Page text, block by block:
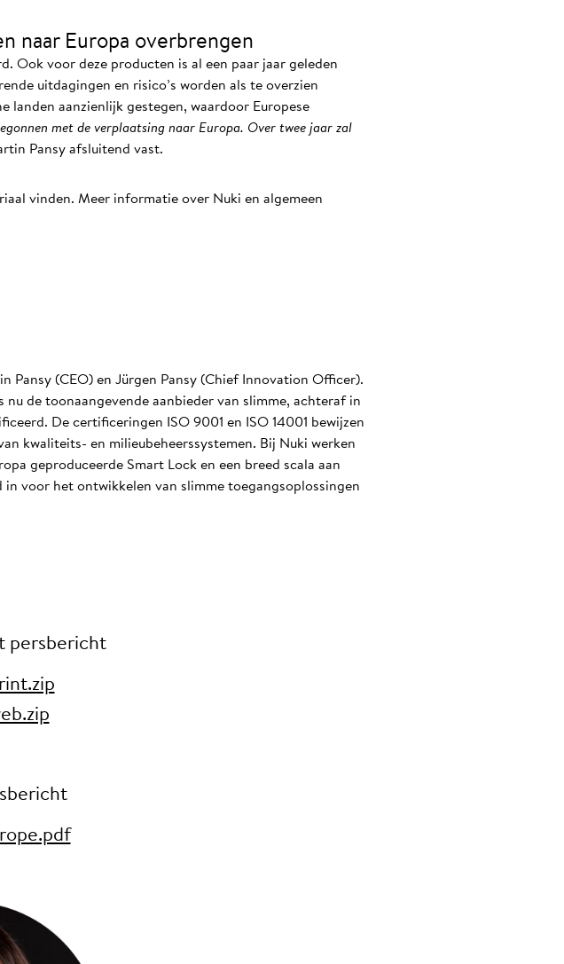
naar Europa overbrengen
Ook voor deze producten is al een paar jaar geleden
uitdagingen en risico’s worden als te overzien
landen aanzienlijk gestegen, waardoor Europese
met de verplaatsing naar Europa. Over twee jaar zal
Pansy afsluitend vast.
vinden. Meer informatie over Nuki en algemeen
(CEO) en Jürgen Pansy (Chief Innovation Officer).
de toonaangevende aanbieder van slimme, achteraf in
De certificeringen ISO 9001 en ISO 14001 bewijzen
kwaliteits- en milieubeheerssystemen. Bij Nuki werken
geproduceerde Smart Lock en een breed scala aan
voor het ontwikkelen van slimme toegangsoplossingen
persbericht